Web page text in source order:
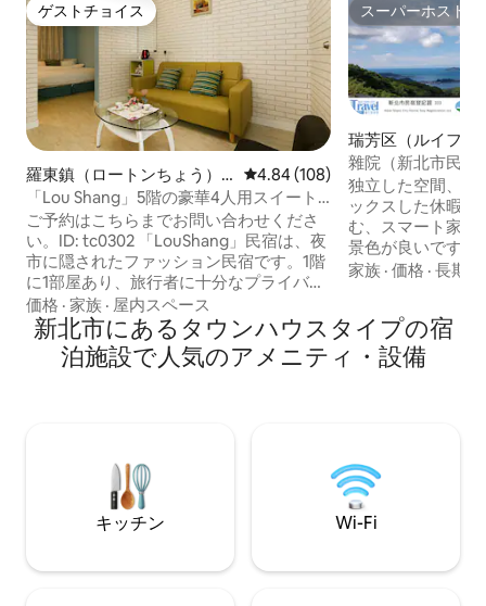
ゲストチョイス
ゲストチョイス
羅東鎮（ロートンちょう）
の町家・長屋
レビュー108件、5つ星中4.84つ
4.84 (108)
「Lou Shang」5階の豪華4人用スイート
～羅東夜市内（追加予約可）、広々とし
たスペースに無料駐車券付き、駅まで徒
歩で行けます
ご予約はこちらまでお問い合わせくださ
い。ID: tc0302 「LouShang」民宿は、夜
市に隠されたファッション民宿です。1階
に1部屋あり、旅行者に十分なプライバシ
ーを提供します。客室は広々としてお
り、小さなリビングルームも備わってい
ます。客室を探索したり、1日の戦利品を
整理したりしても、同伴者の睡眠を邪魔
から徒歩30秒で羅東夜市のグルメエリア
に到着 ＊運転するお客様：町役場の大型
駐車場の駐車券をご利用いただけます〜
追加料金はかかりません。徒歩約2分で
会社と提携して、レンタカーが10％オ
価格 · 家族 · 屋内スペース
スーパーホスト
スーパーホスト
瑞芳区（ルイファ
家・長屋
雜院（新北市民泊
独立した空間、清
ックスした休暇、
む、スマート家電
景色が良いですが
りするには階段を
空室の日付をまず
い。 （最大宿泊
インベッド1組、
重いスーツケース
周辺に預けてくだ
を回避できます
無料のNetflix、
アンの方は事前に
家族 ·価格 ·長期
新北市にあるタウンハウスタイプの宿
泊施設で人気のアメニティ・設備
キッチン Wi-Fi